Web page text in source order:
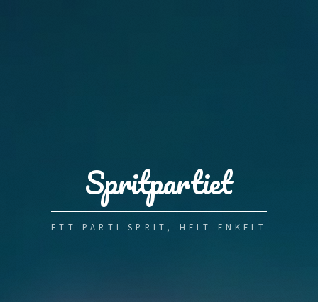
Spritpartiet
ETT PARTI SPRIT, HELT ENKELT